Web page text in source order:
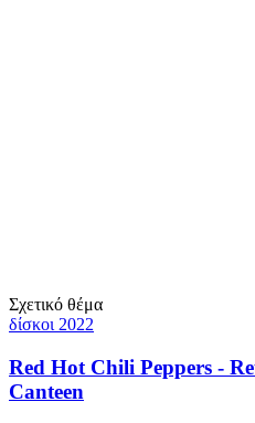
Σχετικό θέμα
δίσκοι 2022
Red Hot Chili Peppers -
Canteen